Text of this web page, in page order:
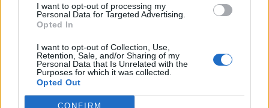
I want to opt-out of processing my
Personal Data for Targeted Advertising.
Opted In
I want to opt-out of Collection, Use,
Retention, Sale, and/or Sharing of my
Personal Data that Is Unrelated with the
Purposes for which it was collected.
Opted Out
CONFIRM